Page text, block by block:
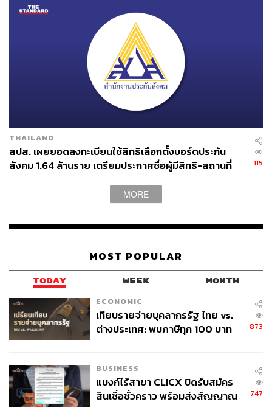
บุพเพสันนิวาส
ฟีเวอร์ ทีม BNK48 ไปพบที่ทำเนียบรัฐบาล เพื่อ
เป็น ‘กองหนุน’ ใหม่ๆ สำหรับลุงตู่ กองหนุนกลุ่มนี้กำลังเป็นก
ระแสในสังคม ได้รับความนิยม มีฐานแฟนคลับมาก และช่วย
โยนลงมา และชวนให้สังคมสนทนาถึงการพบปะแต่ละครั้ง
เปิดเพจ เปิดตัวเพลงเปิดแฟนเพจ ‘สายตรงไทยนิยม’ (สายตรง
ลุงตู่) สื่อถึงความเข้าถึงง่ายของผู้นำประเทศ เป็นการลดลำดับ
ชั้นการติดต่อทางราชการ การเกิดขึ้นของเพจโดยเฉพาะใน
เวลาที่ระบบข้าราชการกำลังเสื่อมด้วยข้อหาการทุจริต ยิ่ง
THAILAND
สปส. เผยยอดลงทะเบียนใช้สิทธิเลือกตั้งบอร์ดประกัน
สังคม 1.64 ล้านราย เตรียมประกาศชื่อผู้มีสิทธิ-สถานที่
115
MORE
MOST POPULAR
TODAY WEEK MONTH
ECONOMIC
เทียบรายจ่ายบุคลากรรัฐ ไทย vs.
ต่างประเทศ: พบภาษีทุก 100 บาท
873
BUSINESS
แบงก์ไร้สาขา CLICX ปิดรับสมัคร
สินเชื่อชั่วคราว พร้อมส่งสัญญาณ
747